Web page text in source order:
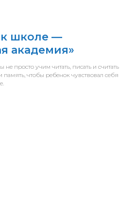
к школе —
академия»
не просто учим читать, писать и считать
чтобы ребенок чувствовал себя